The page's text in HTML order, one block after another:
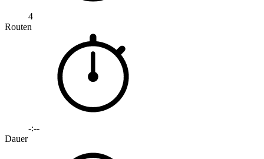
4
Routen
-:--
Dauer